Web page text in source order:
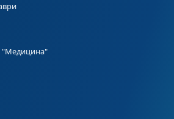
"Медицина"